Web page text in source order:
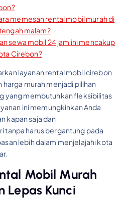
memesan rental mobil murah di
malam?
sewa mobil 24 jam ini mencakup
Cirebon?
layanan rental mobil cirebon
harga murah menjadi pilihan
yang membutuhkan fleksibilitas
ini memungkinkan Anda
kapan saja dan
tanpa harus bergantung pada
lebih dalam menjelajahi kota
Mobil Murah
Lepas Kunci